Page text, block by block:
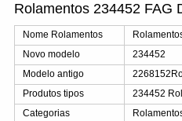
Rolamentos 234452 FAG
Nome Rolamentos
Novo modelo
234452
Modelo antigo
Produtos tipos
234452
Categorias